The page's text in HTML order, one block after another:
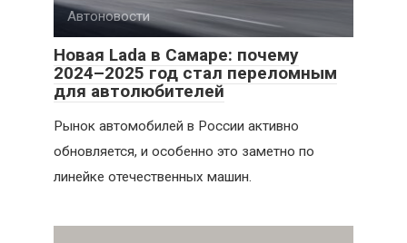
Автоновости
Новая Lada в Самаре: почему
2024–2025 год стал переломным
для автолюбителей
Рынок автомобилей в России активно
обновляется, и особенно это заметно по
линейке отечественных машин.